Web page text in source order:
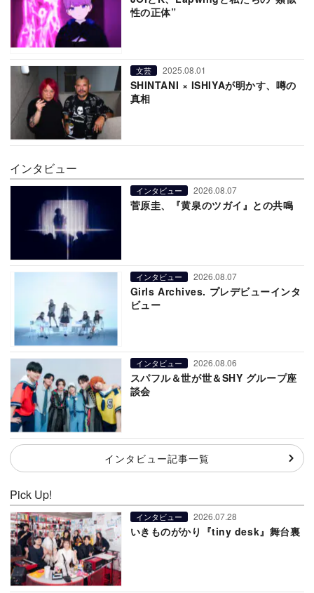
性の正体”
文芸 2025.08.01
SHINTANI × ISHIYAが明かす、噂の
真相
インタビュー
インタビュー 2026.08.07
菅原圭、『黄泉のツガイ』との共鳴
インタビュー 2026.08.07
Girls Archives. プレデビューインタ
ビュー
インタビュー 2026.08.06
スパフル＆世が世＆SHY グループ座
談会
インタビュー記事一覧
Pick Up!
インタビュー 2026.07.28
いきものがかり『tiny desk』舞台裏